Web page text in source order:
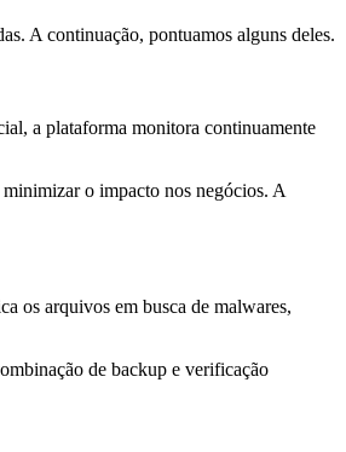
A continuação, pontuamos alguns deles.
a plataforma monitora continuamente
minimizar o impacto nos negócios. A
os arquivos em busca de malwares,
de backup e verificação